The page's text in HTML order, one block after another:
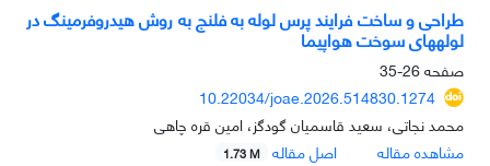
طراحی و ساخت فرایند پرس لوله‌ به فلنج به روش هیدروفرمینگ در
لوله‏های سوخت هواپیما
صفحه26-35
10.22034/joae.2026.514830.1274
محمد نجاتی، سعید قاسمیان گودگز، امین قره چاهی
مشاهده مقاله
اصل مقاله 1.73 M